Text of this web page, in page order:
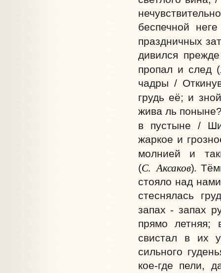
беспечной
праздничных
дивился
пропал и след (
чадры /
грудь её; и
жива ль
в пустыне /
жаркое и
молнией и
(С. Аксаков).
стояло над
стеснялась
запах - запах
прямо летняя;
свистал в их
сильного
кое-где пели,